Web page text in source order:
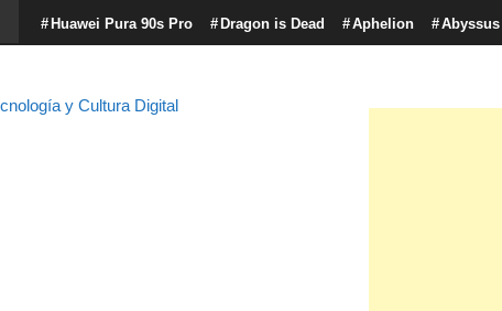
Huawei Pura 90s Pro Dragon is Dead Aphelion Abyssus